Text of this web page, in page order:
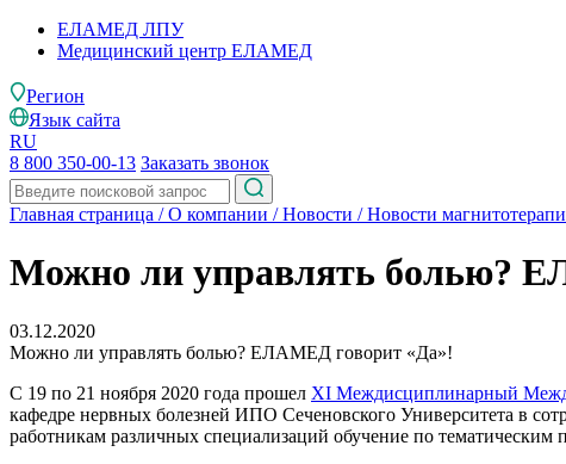
ЕЛАМЕД ЛПУ
Медицинский центр ЕЛАМЕД
Регион
Язык сайта
RU
8 800 350-00-13 Заказать звонок
Главная страница /О компании /Новости /Новости
Можно ли управлять болью?
03.12.2020
Можно ли управлять болью? ЕЛАМЕД говорит «Да»!
С 19 по 21 ноября 2020 года прошел XI Междисциплинарный
кафедре нервных болезней ИПО Сеченовского Университета в
работникам различных специализаций обучение по тематическим